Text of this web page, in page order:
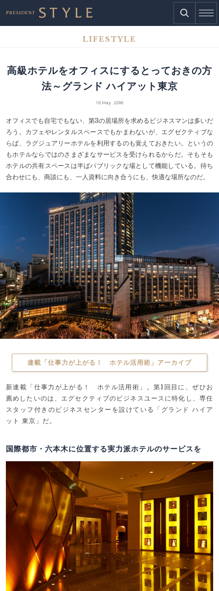
LIFESTYLE
高級ホテルをオフィスにするとっておきの方
法～グランド ハイアット東京
19 May . 2018
オフィスでも自宅でもない、第3の居場所を求めるビジネスマンは多いだ
ろう。カフェやレンタルスペースでもかまわないが、エグゼクティブな
らば、ラグジュアリーホテルを利用するのも覚えておきたい。というの
もホテルならではのさまざまなサービスを受けられるからだ。そもそも
ホテルの共有スペースは半ばパブリックな場として機能している。待ち
合わせにも、商談にも、一人資料に向き合うにも、快適な場所なのだ。
連載「仕事力が上がる！ ホテル活用術」アーカイブ
新連載「仕事力が上がる！ ホテル活用術」。第1回目に、ぜひお
薦めしたいのは、エグセクティブのビジネスユースに特化し、専任
スタッフ付きのビジネスセンターを設けている「グランド ハイア
ット 東京」だ。
国際都市・六本木に位置する実力派ホテルのサービスを